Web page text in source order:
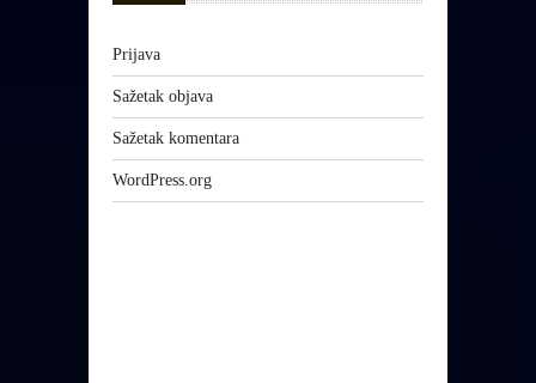
Prijava
Sažetak objava
Sažetak komentara
WordPress.org